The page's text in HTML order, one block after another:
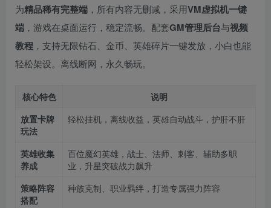
为精品稀有完整端 ，所有内容无删减，采用VM虚拟机一键
端 ，游戏在桌面运行，稳定流畅。配套GM管理后台与视频
教程 ，支持无限钻石、金币、英雄碎片一键发放，小白也能
轻松架设。离线断网，永久畅玩。
核心特色
说明
放置卡牌
玩法
轻松挂机，离线收益，英雄自动战斗，护肝不肝
英雄收集
养成
百位魔幻英雄，战士、法师、刺客、辅助多职
业，升星突破战力飙升
策略阵容
搭配
种族克制、职业羁绊，打造专属强力阵容